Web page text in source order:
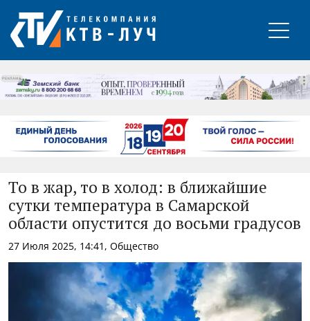
РЕКЛАМА
То в жар, то в холод: в ближайшие
сутки температура в Самарской
области опустится до восьми градусов
27 Июля 2025, 14:41, Общество